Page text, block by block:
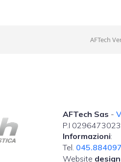
AFTech
AFTech Sas -
P.I
Informazioni:
Tel.
Website design